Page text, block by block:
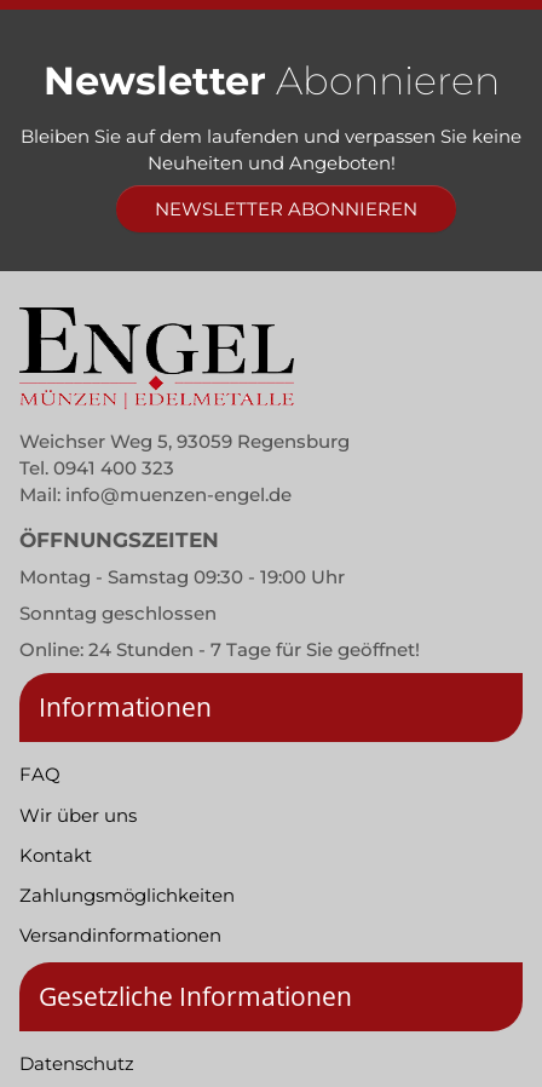
Newsletter Abonnieren
Bleiben Sie auf dem laufenden und verpassen Sie keine
Neuheiten und Angeboten!
NEWSLETTER ABONNIEREN
Weichser Weg 5, 93059 Regensburg
Tel. 0941 400 323
Mail: info@muenzen-engel.de
ÖFFNUNGSZEITEN
Montag - Samstag 09:30 - 19:00 Uhr
Sonntag geschlossen
Online: 24 Stunden - 7 Tage für Sie geöffnet!
Informationen
FAQ
Wir über uns
Kontakt
Zahlungsmöglichkeiten
Versandinformationen
Gesetzliche Informationen
Datenschutz